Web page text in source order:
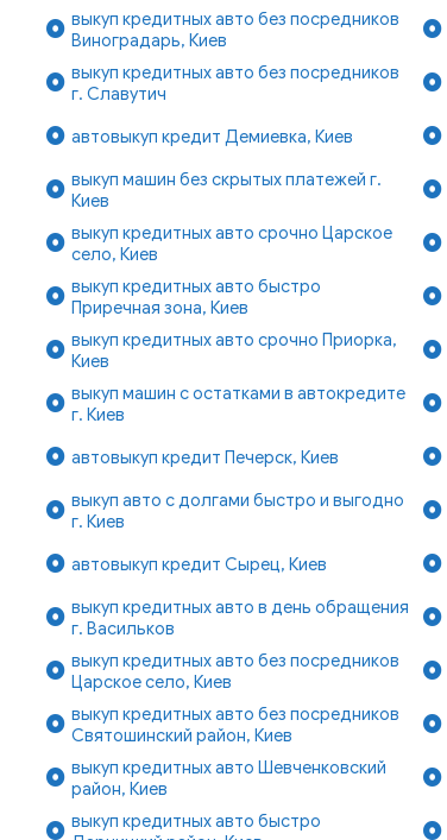
выкуп кредитных авто без посредников
Виноградарь, Киев
выкуп кредитных авто без посредников
г. Славутич
автовыкуп кредит Демиевка, Киев
выкуп машин без скрытых платежей г.
Киев
выкуп кредитных авто срочно Царское
село, Киев
выкуп кредитных авто быстро
Приречная зона, Киев
выкуп кредитных авто срочно Приорка,
Киев
выкуп машин с остатками в автокредите
г. Киев
автовыкуп кредит Печерск, Киев
выкуп авто с долгами быстро и выгодно
г. Киев
автовыкуп кредит Сырец, Киев
выкуп кредитных авто в день обращения
г. Васильков
выкуп кредитных авто без посредников
Царское село, Киев
выкуп кредитных авто без посредников
Святошинский район, Киев
выкуп кредитных авто Шевченковский
район, Киев
выкуп кредитных авто быстро